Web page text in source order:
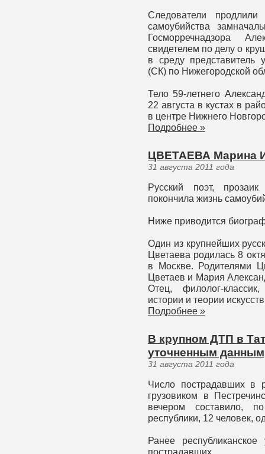
Следователи
самоубийства
Госморречнадзора
свидетелем по делу о
в среду представитель
(СК) по Нижегородской
Тело 59-летнего
22 августа в кустах в
в центре Нижнего
Подробнее »
ЦВЕТАЕВА Марина
31 августа 2011 года
Русский поэт,
покончила жизнь
Ниже приводится
Один из крупнейших
Цветаева родилась 8
в Москве. Родителями
Цветаев и Мария
Отец, филолог-
истории и теории
Подробнее »
В крупном ДТП в
уточненным
31 августа 2011 года
Число пострадавших в
грузовиком в
вечером составило,
республики, 12 человек,
Ранее
пострадавших.